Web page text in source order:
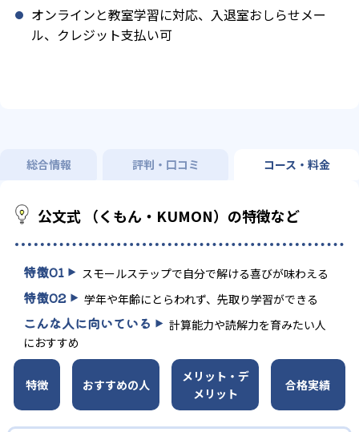
オンラインと教室学習に対応、入退室おしらせメー
ル、クレジット支払い可
総合情報 評判・口コミ コース・料金
公文式 （くもん・KUMON）の特徴など
特徴01 スモールステップで自分で解ける喜びが味わえる
特徴02 学年や年齢にとらわれず、先取り学習ができる
こんな人に向いている
計算能力や読解力を育みたい人
におすすめ
特徴 おすすめの人
メリット・デ
メリット
合格実績